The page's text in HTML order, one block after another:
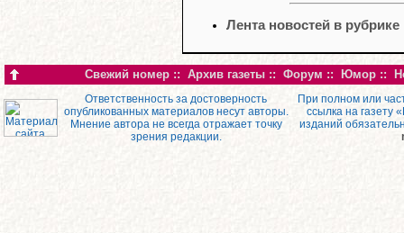
Лента новостей в
Свежий номер :: Архив газеты :: Форум :: Юмор ::
Ответственность за достоверность
опубликованных материалов несут авторы.
Мнение автора не всегда отражает точку
зрения редакции.
При полном или
ссылка на газету
изданий